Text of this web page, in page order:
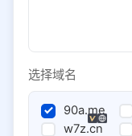
选择域名
90a.me
w7z.cn